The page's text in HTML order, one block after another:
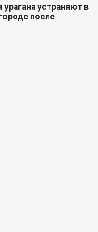
урагана устраняют в
после